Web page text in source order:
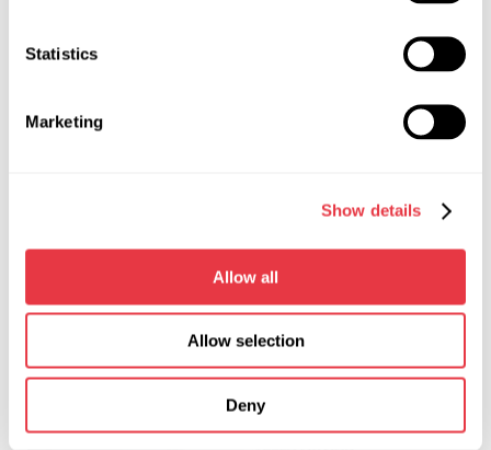
Statistics
Marketing
Show details
Allow all
Allow selection
Deny
супорта на герметичність. Стенд MS300 перевірить
працездатність супорта до початку ремонту та після
зусиль, виявити протікання агрегату, падіння тиску при
АКТУАЛЬНІ НОВИНИ